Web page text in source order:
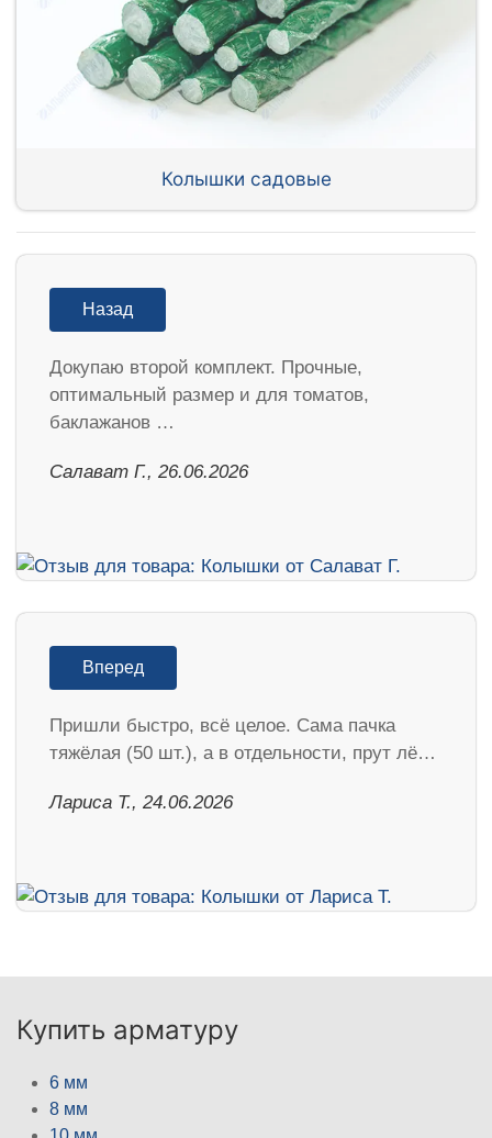
Колышки садовые
Назад
Докупаю второй комплект. Прочные,
оптимальный размер и для томатов,
баклажанов …
Салават Г., 26.06.2026
Вперед
Пришли быстро, всё целое. Сама пачка
тяжёлая (50 шт.), а в отдельности, прут лё…
Лариса Т., 24.06.2026
Купить арматуру
6 мм
8 мм